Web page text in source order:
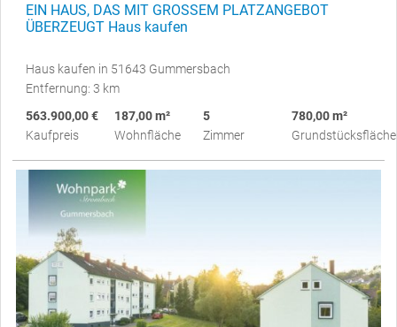
EIN HAUS, DAS MIT GROSSEM PLATZANGEBOT
ÜBERZEUGT Haus kaufen
Haus kaufen in 51643 Gummersbach
Entfernung: 3 km
563.900,00 €
Kaufpreis
187,00 m²
Wohnfläche
5
Zimmer
780,00 m²
Grundstücksfläche